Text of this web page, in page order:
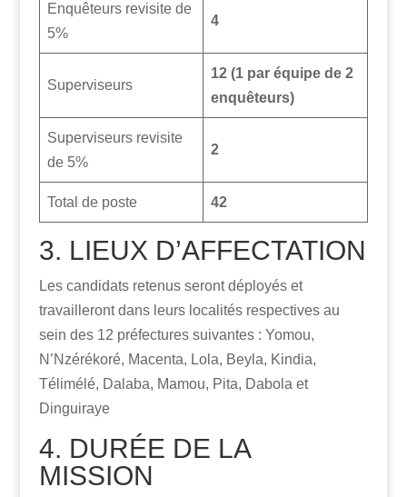
Enquêteurs revisite de
5%
4
Superviseurs
12 (1 par équipe de 2
enquêteurs)
Superviseurs revisite
de 5%
2
Total de poste 42
3. LIEUX D’AFFECTATION
Les candidats retenus seront déployés et
travailleront dans leurs localités respectives au
sein des 12 préfectures suivantes : Yomou,
N’Nzérékoré, Macenta, Lola, Beyla, Kindia,
Télimélé, Dalaba, Mamou, Pita, Dabola et
Dinguiraye
4. DURÉE DE LA
MISSION